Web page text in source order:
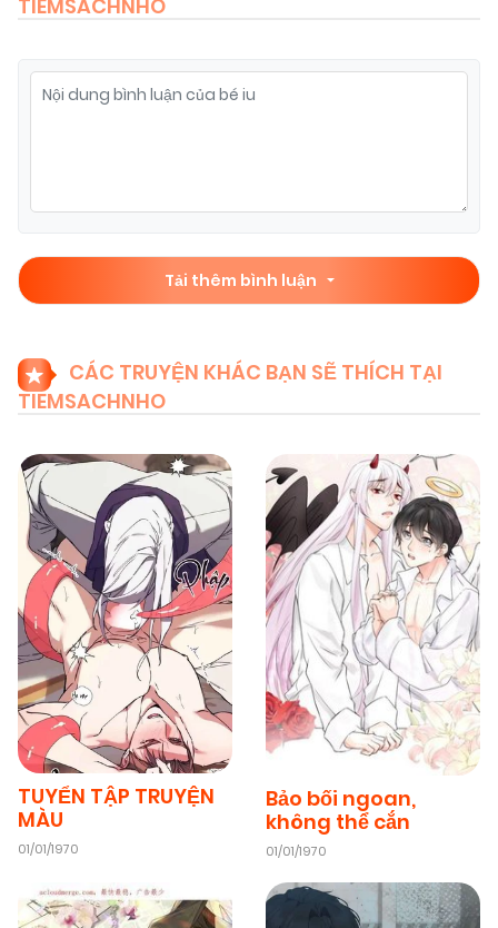
TIEMSACHNHO
Tải thêm bình luận
CÁC TRUYỆN KHÁC BẠN SẼ THÍCH TẠI
TIEMSACHNHO
TUYỂN TẬP TRUYỆN
MÀU
01/01/1970
Bảo bối ngoan,
không thể cắn
01/01/1970